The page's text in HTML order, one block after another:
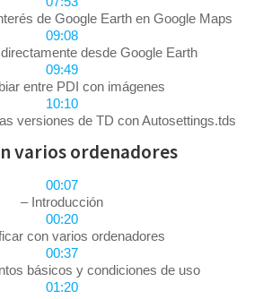
de Google Earth en Google Maps
09:08
desde Google Earth
09:49
entre PDI con imágenes
10:10
versiones de TD con Autosettings.tds
varios ordenadores
00:07
– Introducción
00:20
con varios ordenadores
00:37
básicos y condiciones de uso
01:20